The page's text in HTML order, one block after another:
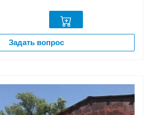
Задать вопрос